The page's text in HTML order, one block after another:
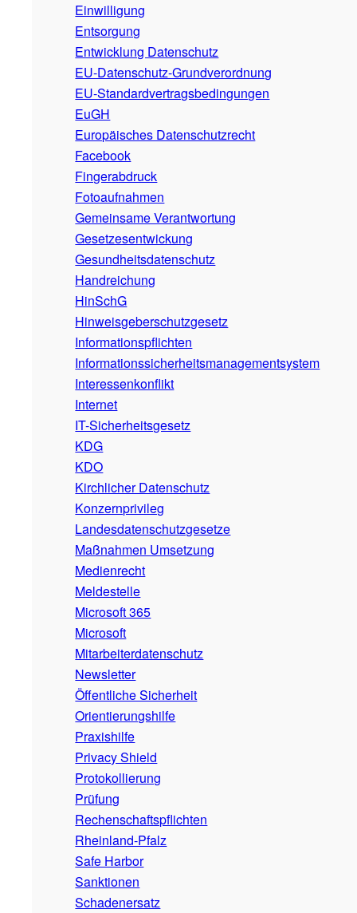
Einwilligung
Entsorgung
Entwicklung Datenschutz
EU-Datenschutz-Grundverordnung
EU-Standardvertragsbedingungen
EuGH
Europäisches Datenschutzrecht
Facebook
Fingerabdruck
Fotoaufnahmen
Gemeinsame Verantwortung
Gesetzesentwickung
Gesundheitsdatenschutz
Handreichung
HinSchG
Hinweisgeberschutzgesetz
Informationspflichten
Informationssicherheitsmanagementsystem
Interessenkonflikt
Internet
IT-Sicherheitsgesetz
KDG
KDO
Kirchlicher Datenschutz
Konzernprivileg
Landesdatenschutzgesetze
Maßnahmen Umsetzung
Medienrecht
Meldestelle
Microsoft 365
Microsoft
Mitarbeiterdatenschutz
Newsletter
Öffentliche Sicherheit
Orientierungshilfe
Praxishilfe
Privacy Shield
Protokollierung
Prüfung
Rechenschaftspflichten
Rheinland-Pfalz
Safe Harbor
Sanktionen
Schadenersatz